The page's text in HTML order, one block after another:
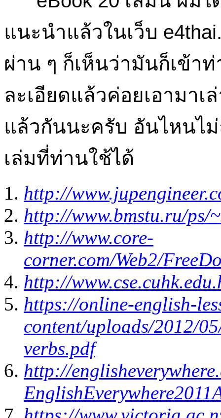
แนะนำแล้วในเว็บ
ผ่าน ๆ ก็เห็นว่ามันก็เข้า
ละเอียดแล้วค่อยเอามาเ
แล้วกันนะครับ อันไหนไ
เล่มที่ท่านใช้ได้
http://
http://www.bmstu.ru/ps/
http://www.core-
corner.com/Web2/
http://
https://online-english-
content/uploads/2012/
verbs.pdf
http://